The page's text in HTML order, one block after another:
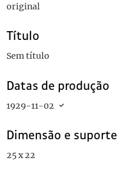
original
Título
Sem título
Datas de produção
1929-11-02
Dimensão e suporte
25 x 22